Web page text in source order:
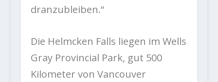
dranzubleiben.“
Die Helmcken Falls liegen im Wells
Gray Provincial Park, gut 500
Kilometer von Vancouver